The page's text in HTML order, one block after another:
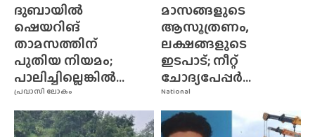
പ്രവാസി ലോകം
ദുബായിൽ
ഷെയറിങ്
താമസത്തിന്
പുതിയ നിയമം;
പാലിച്ചില്ലെങ്കിൽ...
National
മാസങ്ങളുടെ
ആസൂത്രണം,
ലക്ഷങ്ങളുടെ
ഇടപാട്; നീറ്റ്
ചോദ്യപേപ്പർ...